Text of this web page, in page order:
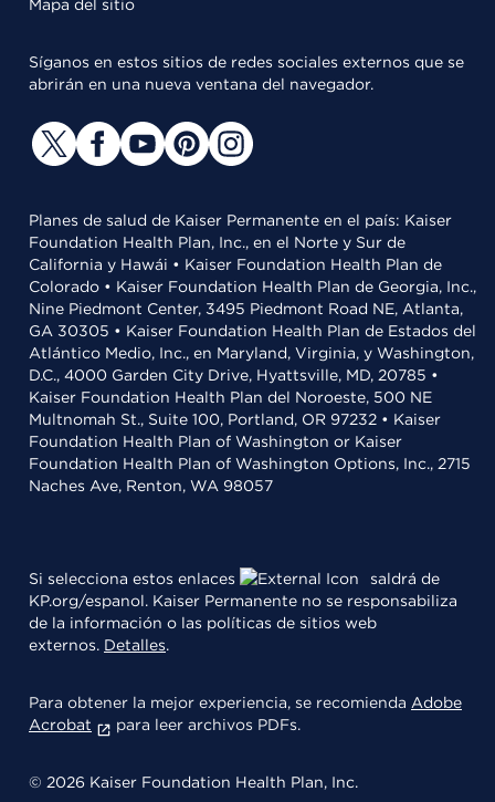
Mapa del sitio
Síganos en estos sitios de redes sociales externos que se
abrirán en una nueva ventana del navegador.
Planes de salud de Kaiser Permanente en el país: Kaiser
Foundation Health Plan, Inc., en el Norte y Sur de
California y Hawái • Kaiser Foundation Health Plan de
Colorado • Kaiser Foundation Health Plan de Georgia, Inc.,
Nine Piedmont Center, 3495 Piedmont Road NE, Atlanta,
GA 30305 • Kaiser Foundation Health Plan de Estados del
Atlántico Medio, Inc., en Maryland, Virginia, y Washington,
D.C., 4000 Garden City Drive, Hyattsville, MD, 20785 •
Kaiser Foundation Health Plan del Noroeste, 500 NE
Multnomah St., Suite 100, Portland, OR 97232 • Kaiser
Foundation Health Plan of Washington or Kaiser
Foundation Health Plan of Washington Options, Inc., 2715
Naches Ave, Renton, WA 98057
Si selecciona estos enlaces
saldrá de
KP.org/espanol. Kaiser Permanente no se responsabiliza
de la información o las políticas de sitios web
externos. Detalles.
Para obtener la mejor experiencia, se recomienda Adobe
Acrobat
para leer archivos PDFs.
© 2026 Kaiser Foundation Health Plan, Inc.